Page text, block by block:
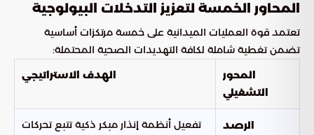
المحاور الخمسة لتعزيز التدخلات البيولوجية
تعتمد قوة العمليات الميدانية على خمسة مرتكزات أساسية
تضمن تغطية شاملة لكافة التهديدات الصحية المحتملة:
المحور
التشغيلي
الهدف الاستراتيجي
الرصد
تفعيل أنظمة إنذار مبكر ذكية تتبع تحركات